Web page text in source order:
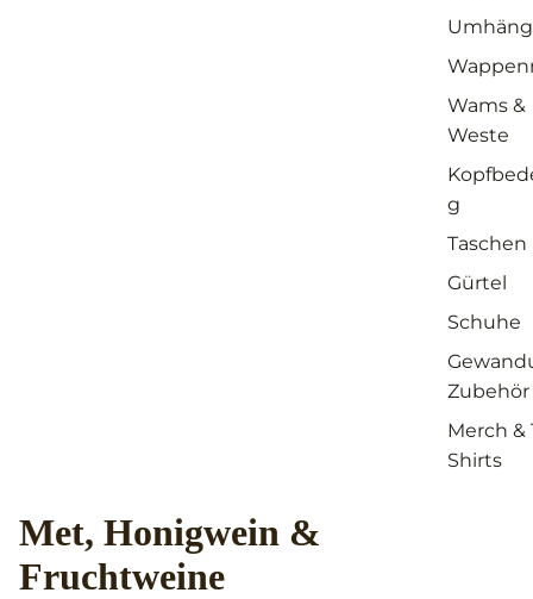
Wams &
Weste
g
Taschen
Gürtel
Schuhe
Zubehör
Merch &
Shirts
Met, Honigwein &
Fruchtweine